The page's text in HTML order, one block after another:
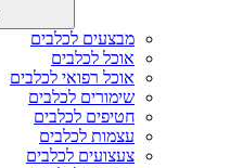
מבצעים לכלבים
אוכל לכלבים
אוכל רפואי לכלבים
שימורים לכלבים
חטיפים לכלבים
עצמות לכלבים
צעצועים לכלבים